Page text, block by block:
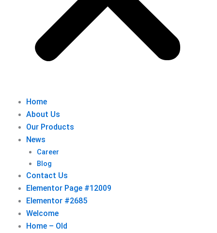
Home
About Us
Our Products
News
Career
Blog
Contact Us
Elementor Page #12009
Elementor #2685
Welcome
Home – Old